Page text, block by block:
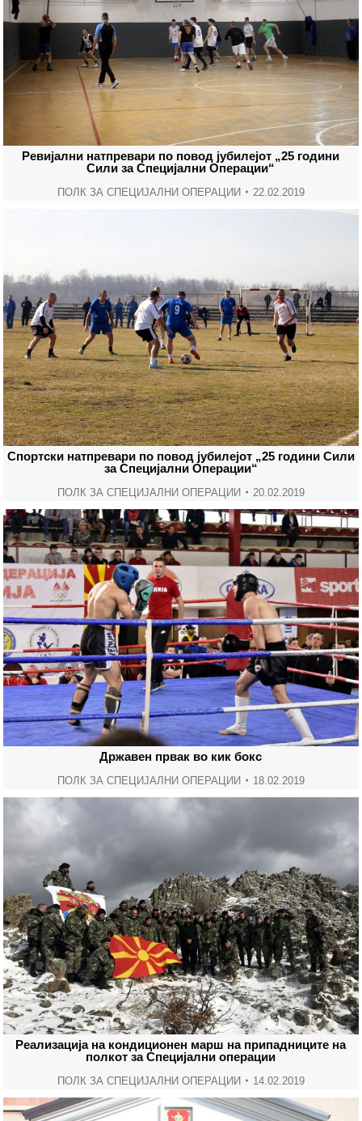
Ревијални натпревари по повод јубилејот „25 години
Сили за Специјални Операции“
ПОЛК ЗА СПЕЦИЈАЛНИ ОПЕРАЦИИ 22.02.2019
Спортски натпревари по повод јубилејот „25 години Сили
за Специјални Операции“
ПОЛК ЗА СПЕЦИЈАЛНИ ОПЕРАЦИИ 20.02.2019
Државен првак во кик бокс
ПОЛК ЗА СПЕЦИЈАЛНИ ОПЕРАЦИИ 18.02.2019
Реализација на кондиционен марш на припадниците на
полкот за Специјални операции
ПОЛК ЗА СПЕЦИЈАЛНИ ОПЕРАЦИИ 14.02.2019